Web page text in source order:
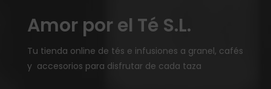
Amor por el Té S.L.
Tu tienda online de tés e infusiones a granel, cafés
y accesorios para disfrutar de cada taza